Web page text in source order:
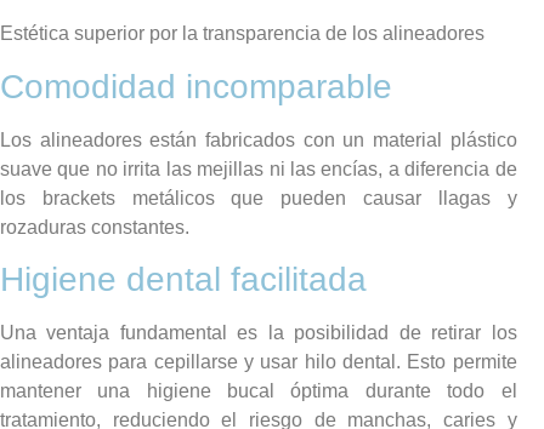
Estética superior por la transparencia de los alineadores
Comodidad incomparable
Los alineadores están fabricados con un material plástico
suave que no irrita las mejillas ni las encías, a diferencia de
los brackets metálicos que pueden causar llagas y
rozaduras constantes.
Higiene dental facilitada
Una ventaja fundamental es la posibilidad de retirar los
alineadores para cepillarse y usar hilo dental. Esto permite
mantener una higiene bucal óptima durante todo el
tratamiento, reduciendo el riesgo de manchas, caries y